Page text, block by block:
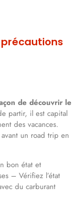
de découvrir le
partir, il est capital
des vacances.
un road trip en
bon état et
– Vérifiez l’état
du carburant